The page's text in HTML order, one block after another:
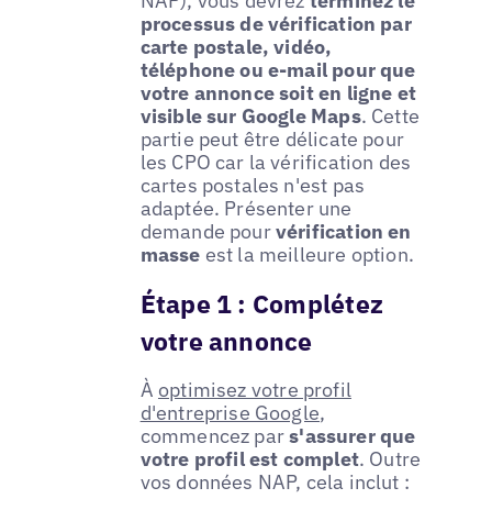
processus de vérification par
carte postale, vidéo,
téléphone ou e-mail pour que
votre annonce soit en ligne et
visible sur Google Maps. Cette
partie peut être délicate pour
les CPO car la vérification des
cartes postales n'est pas
adaptée. Présenter une
demande pourvérification en
masse est la meilleure option.
Étape 1 : Complétez
votre annonce
À optimisez votre profil
d'entreprise Google,
commencez pars'assurer que
votre profil est complet. Outre
vos données NAP, cela inclut :